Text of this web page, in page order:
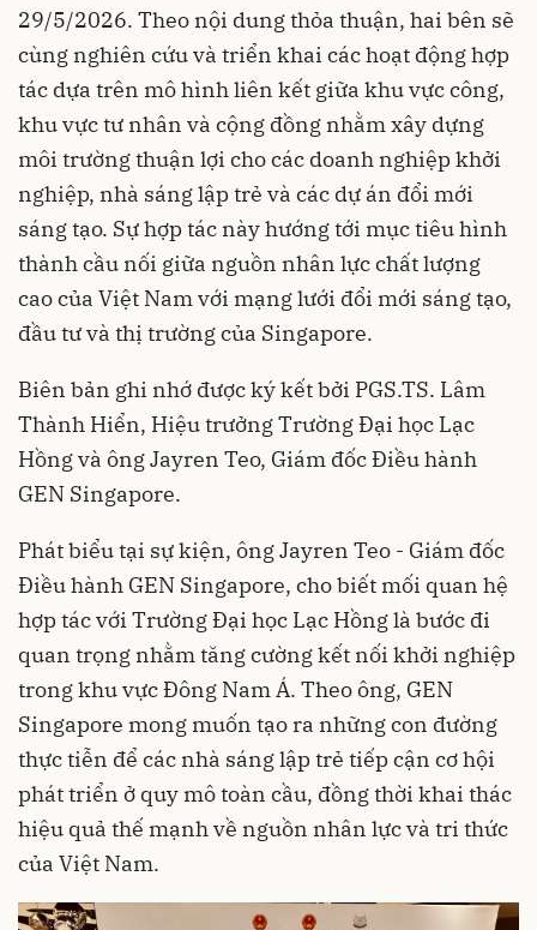
29/5/2026. Theo nội dung thỏa thuận, hai bên sẽ
cùng nghiên cứu và triển khai các hoạt động hợp
tác dựa trên mô hình liên kết giữa khu vực công,
khu vực tư nhân và cộng đồng nhằm xây dựng
môi trường thuận lợi cho các doanh nghiệp khởi
nghiệp, nhà sáng lập trẻ và các dự án đổi mới
sáng tạo. Sự hợp tác này hướng tới mục tiêu hình
thành cầu nối giữa nguồn nhân lực chất lượng
cao của Việt Nam với mạng lưới đổi mới sáng tạo,
đầu tư và thị trường của Singapore.
Biên bản ghi nhớ được ký kết bởi PGS.TS. Lâm
Thành Hiển, Hiệu trưởng Trường Đại học Lạc
Hồng và ông Jayren Teo, Giám đốc Điều hành
GEN Singapore.
Phát biểu tại sự kiện, ông Jayren Teo - Giám đốc
Điều hành GEN Singapore, cho biết mối quan hệ
hợp tác với Trường Đại học Lạc Hồng là bước đi
quan trọng nhằm tăng cường kết nối khởi nghiệp
trong khu vực Đông Nam Á. Theo ông, GEN
Singapore mong muốn tạo ra những con đường
thực tiễn để các nhà sáng lập trẻ tiếp cận cơ hội
phát triển ở quy mô toàn cầu, đồng thời khai thác
hiệu quả thế mạnh về nguồn nhân lực và tri thức
của Việt Nam.